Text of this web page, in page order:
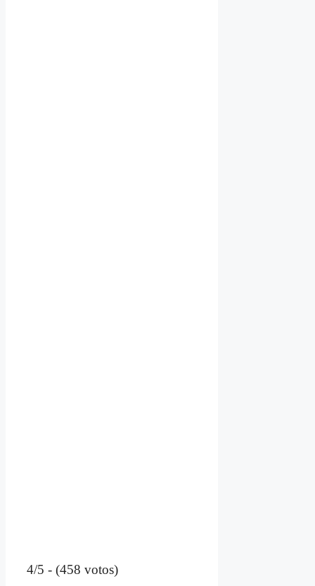
4/5 - (458 votos)